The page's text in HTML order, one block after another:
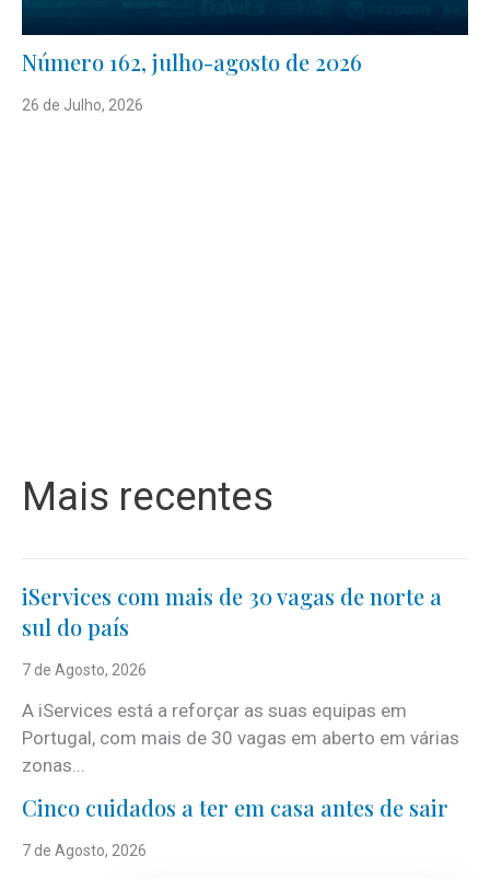
Número 162, julho-agosto de 2026
26 de Julho, 2026
Mais recentes
iServices com mais de 30 vagas de norte a
sul do país
7 de Agosto, 2026
A iServices está a reforçar as suas equipas em
Portugal, com mais de 30 vagas em aberto em várias
zonas...
Cinco cuidados a ter em casa antes de sair
7 de Agosto, 2026